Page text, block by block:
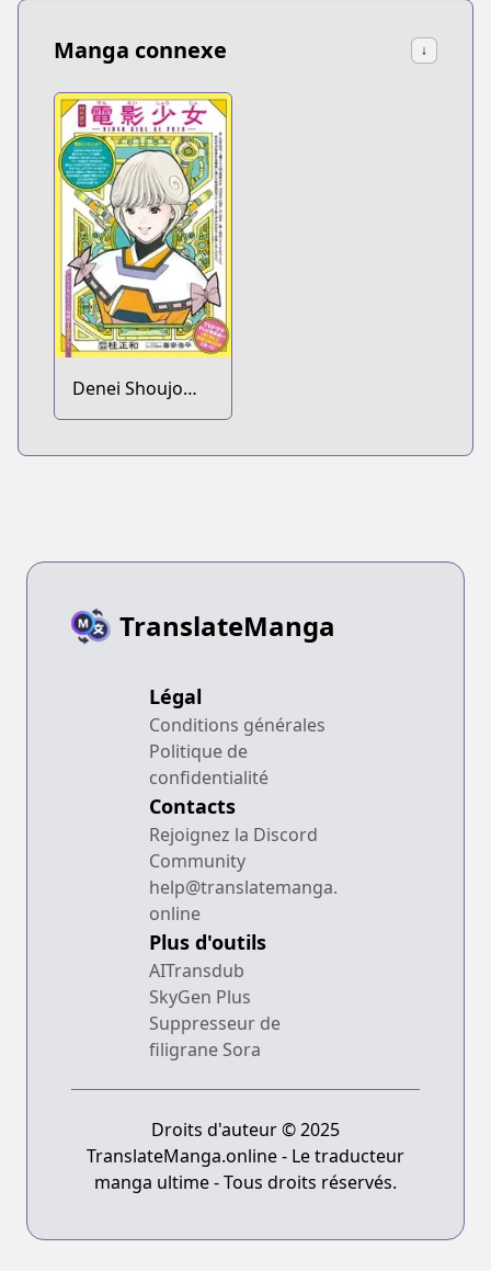
Manga connexe ↓
Denei Shoujo
2018
TranslateManga
Légal
Conditions générales
Politique de
confidentialité
Contacts
Rejoignez la Discord
Community
help@translatemanga.
online
Plus d'outils
AITransdub
SkyGen Plus
Suppresseur de
filigrane Sora
Droits d'auteur © 2025
TranslateManga.online - Le traducteur
manga ultime - Tous droits réservés.